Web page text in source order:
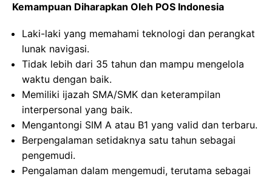
Kemampuan Diharapkan Oleh POS Indonesia
Laki-laki yang memahami teknologi dan perangkat
lunak navigasi.
Tidak lebih dari 35 tahun dan mampu mengelola
waktu dengan baik.
Memiliki ijazah SMA/SMK dan keterampilan
interpersonal yang baik.
Mengantongi SIM A atau B1 yang valid dan terbaru.
Berpengalaman setidaknya satu tahun sebagai
pengemudi.
Pengalaman dalam mengemudi, terutama sebagai